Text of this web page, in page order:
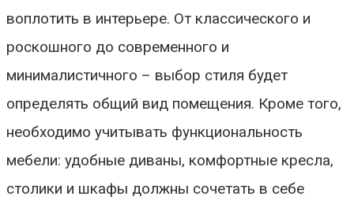
воплотить в интерьере. От классического и
роскошного до современного и
минималистичного – выбор стиля будет
определять общий вид помещения. Кроме того,
необходимо учитывать функциональность
мебели: удобные диваны, комфортные кресла,
столики и шкафы должны сочетать в себе